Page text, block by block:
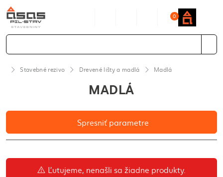
0
Stavebné rezivo Drevené lišty a madlá Madlá
MADLÁ
Spresniť parametre
Ľutujeme, nenašli sa žiadne produkty.